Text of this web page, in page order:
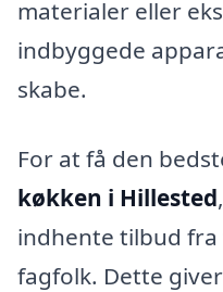
materialer eller
indbyggede
skabe.
For at få den
køkken i Hillested
indhente tilbud
fagfolk. Dette